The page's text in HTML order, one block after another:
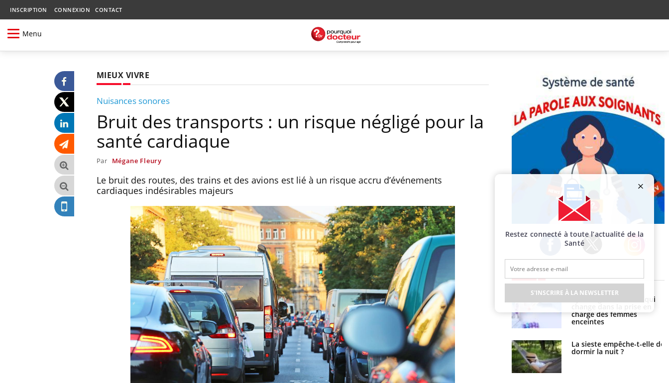
INSCRIPTION CONNEXION CONTACT
Menu
MIEUX VIVRE
Nuisances sonores
Bruit des transports : un risque négligé pour la
santé cardiaque
Par Mégane Fleury
Le bruit des routes, des trains et des avions est lié à un risque accru d’événements
cardiaques indésirables majeurs
Facebook Twitter Instagram
EN DIRECT
Comment éviter une otite
pendant les vacances ?
Hantavirus : un cas détecté
chez un touriste en France
Grossesse à risque : ce jus
naturel attire l'attention
des chercheurs
Comment oublier les
écrans en vacances ?
Cancer colorectal : une
stratégie simple aurait
changé la donne au Pays
basque
Chikungunya, dengue,
West Nile : que se passe-t-
il dans le sud de la France ?
Cytomégalovirus : ce qui
charge des femmes
enceintes
La sieste empêche-t-elle de
dormir la nuit ?
Restez connecté à toute l’actualité de la
Santé
S'INSCRIRE À LA NEWSLETTER